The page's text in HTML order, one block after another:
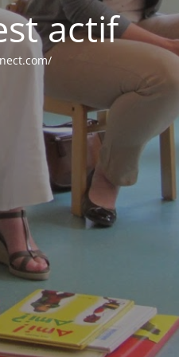
actif